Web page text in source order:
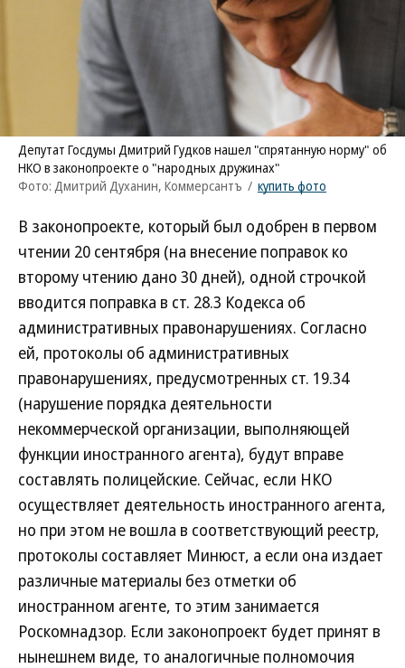
Депутат Госдумы Дмитрий Гудков нашел "спрятанную норму" об
НКО в законопроекте о "народных дружинах"
Фото: Дмитрий Духанин, Коммерсантъ / купить фото
В законопроекте, который был одобрен в первом
чтении 20 сентября (на внесение поправок ко
второму чтению дано 30 дней), одной строчкой
вводится поправка в ст. 28.3 Кодекса об
административных правонарушениях. Согласно
ей, протоколы об административных
правонарушениях, предусмотренных ст. 19.34
(нарушение порядка деятельности
некоммерческой организации, выполняющей
функции иностранного агента), будут вправе
составлять полицейские. Сейчас, если НКО
осуществляет деятельность иностранного агента,
но при этом не вошла в соответствующий реестр,
протоколы составляет Минюст, а если она издает
различные материалы без отметки об
иностранном агенте, то этим занимается
Роскомнадзор. Если законопроект будет принят в
нынешнем виде, то аналогичные полномочия